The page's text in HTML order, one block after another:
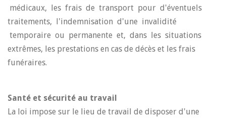
médicaux, les frais de transport pour d'éventuels
traitements, l'indemnisation d'une invalidité
temporaire ou permanente et, dans les situations
extrêmes, les prestations en cas de décès et les frais
funéraires.
Santé et sécurité au travail
La loi impose sur le lieu de travail de disposer d'une